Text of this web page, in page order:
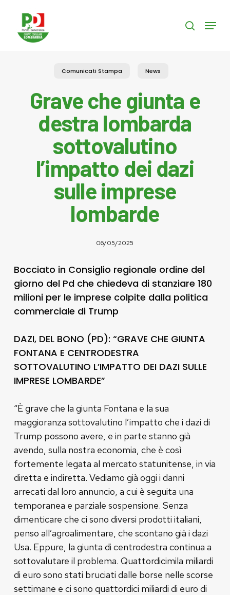
content
search
Menu
Comunicati Stampa News
Grave che giunta e
destra lombarda
sottovalutino
l’impatto dei dazi
sulle imprese
lombarde
06/05/2025
Bocciato in Consiglio regionale ordine del
giorno del Pd che chiedeva di stanziare 180
milioni per le imprese colpite dalla politica
commerciale di Trump
DAZI, DEL BONO (PD): “GRAVE CHE GIUNTA
FONTANA E CENTRODESTRA
SOTTOVALUTINO L’IMPATTO DEI DAZI SULLE
IMPRESE LOMBARDE”
“È grave che la giunta Fontana e la sua
maggioranza sottovalutino l’impatto che i dazi di
Trump possono avere, e in parte stanno già
avendo, sulla nostra economia, che è così
fortemente legata al mercato statunitense, in via
diretta e indiretta. Vediamo già oggi i danni
arrecati dal loro annuncio, a cui è seguita una
temporanea e parziale sospensione. Senza
dimenticare che ci sono diversi prodotti italiani,
penso all’agroalimentare, che scontano già i dazi
Usa. Eppure, la giunta di centrodestra continua a
sottovalutare il problema. Quattordicimila miliardi
di euro sono stati bruciati dalle borse nelle scorse
settimane e ci sono quattordici miliardi di euro di